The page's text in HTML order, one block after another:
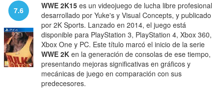
7.6 WWE 2K15 es un videojuego de lucha libre profesional
desarrollado por Yuke's y Visual Concepts, y publicado
por 2K Sports. Lanzado en 2014, el juego está
disponible para PlayStation 3, PlayStation 4, Xbox 360,
Xbox One y PC. Este título marcó el inicio de la serie
WWE 2K en la generación de consolas de ese tiempo,
presentando mejoras significativas en gráficos y
mecánicas de juego en comparación con sus
predecesores.